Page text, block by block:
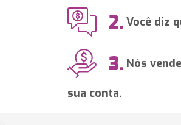
2. Você diz
3. Nós
sua conta.